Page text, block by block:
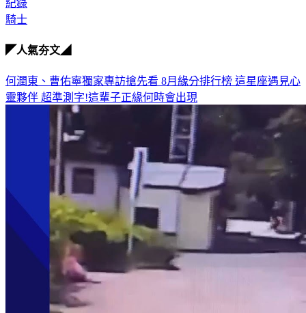
紀錄
騎士
◤人氣夯文◢
何潤東、曹佑寧獨家專訪搶先看 8月緣分排行榜 這星座遇見心
靈夥伴 超準測字!這輩子正緣何時會出現